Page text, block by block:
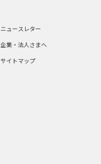
ニュースレター
企業・法人さまへ
サイトマップ